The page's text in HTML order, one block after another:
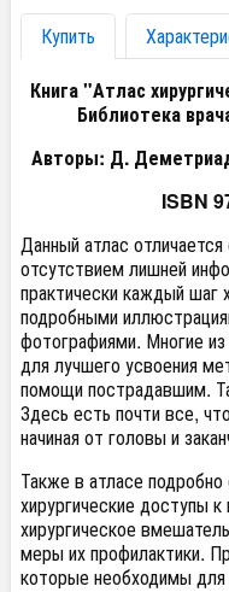
Купить
Книга "Атлас
Библиотека
Авторы: Д.
ISBN
Данный атлас
отсутствием лишней
практически каждый шаг
подробными
фотографиями. Многие из
для лучшего усвоения
помощи пострадавшим.
Здесь есть почти все,
начиная от головы и
Также в атласе
хирургические доступы
хирургическое
меры их профилактики.
которые необходимы для